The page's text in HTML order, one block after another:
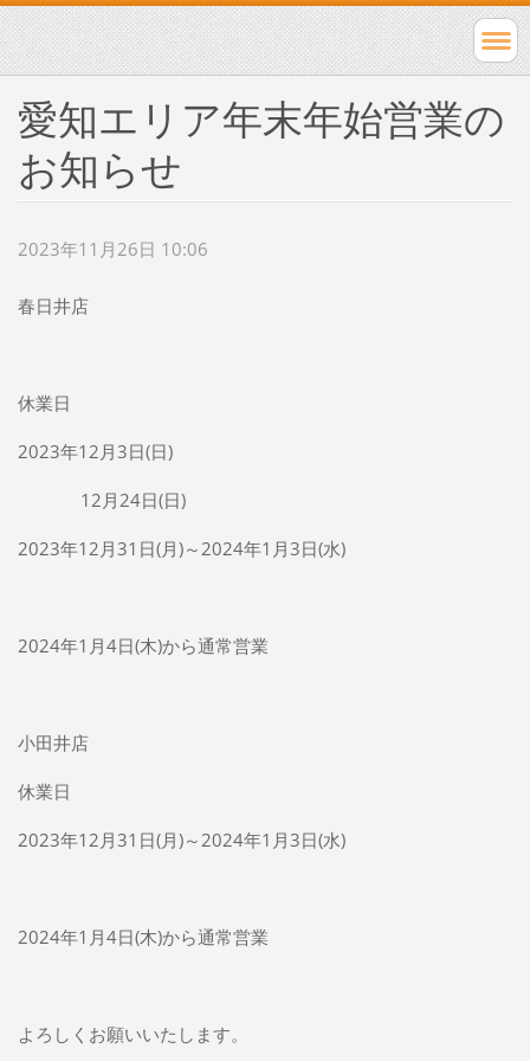
愛知エリア年末年始営業の
お知らせ
2023年11月26日 10:06
春日井店
休業日
2023年12月3日(日)
12月24日(日)
2023年12月31日(月)～2024年1月3日(水)
2024年1月4日(木)から通常営業
小田井店
休業日
2023年12月31日(月)～2024年1月3日(水)
2024年1月4日(木)から通常営業
よろしくお願いいたします。